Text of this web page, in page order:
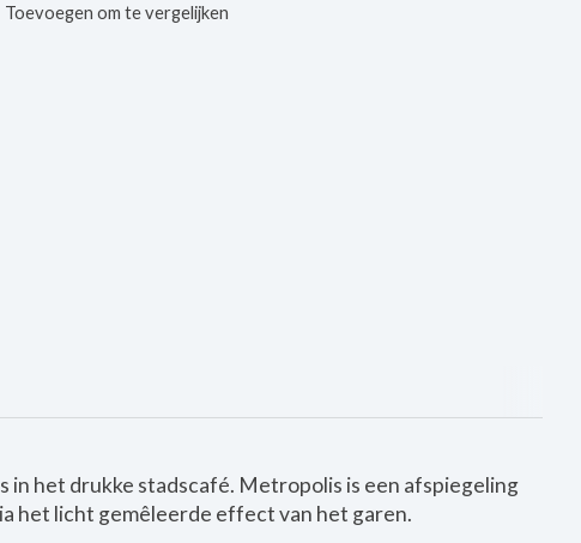
Toevoegen om te vergelijken
in het drukke stadscafé. Metropolis is een afspiegeling
het licht gemêleerde effect van het garen.